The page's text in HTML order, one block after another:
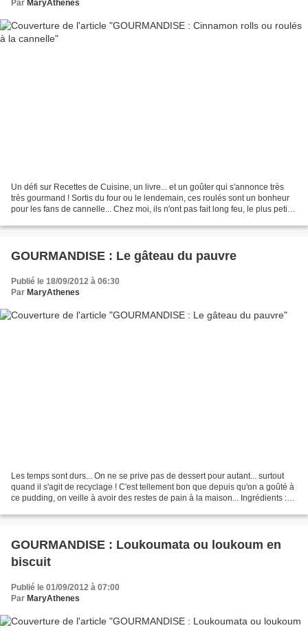
Par MaryAthenes
Un défi sur Recettes de Cuisine, un livre... et un goûter qui s'annonce très
très gourmand ! Sortis du four ou le lendemain, ces roulés sont un bonheur
pour les fans de cannelle... Chez moi, ils n'ont pas fait long feu, le plus petit
GOURMANDISE : Le gâteau du pauvre
Publié le 18/09/2012 à 06:30
Par MaryAthenes
Les temps sont durs... On ne se prive pas de dessert pour autant... surtout
quand il s'agit de recyclage ! C'est tellement bon que depuis qu'on a goûté à
ce pudding, on veille à avoir des restes de pain à la maison... Ingrédients :
GOURMANDISE : Loukoumata ou loukoum en
biscuit
Publié le 01/09/2012 à 07:00
Par MaryAthenes